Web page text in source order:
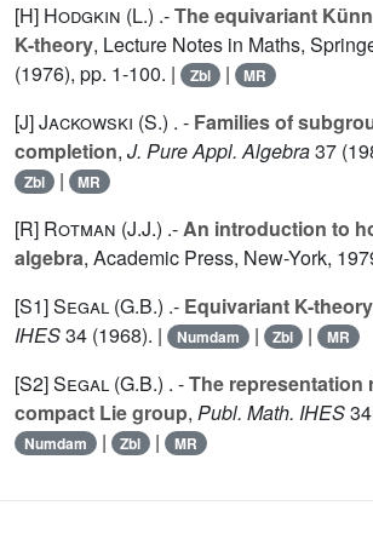
[H] Hodgkin (L.) .-The equivariant
K-theory, Lecture Notes in Maths,
(1976), pp. 1-100. |
Zbl | MR
[J]Jackowski (S.) . - Families of
completion, J. Pure Appl. Algebra37
Zbl | MR
[R] Rotman (J.J.) .-An introduction to
algebra, Academic Press, New-York,
[S1]Segal (G.B.) .- Equivariant K-theory
IHES34 (1968). | Numdam | Zbl | MR
[S2]Segal (G.B.) . -The representation
compact Lie group, Publ. Math. IHES34
Numdam | Zbl | MR